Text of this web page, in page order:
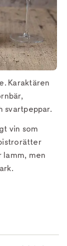
Karaktären
svartpeppar.
vin som
men